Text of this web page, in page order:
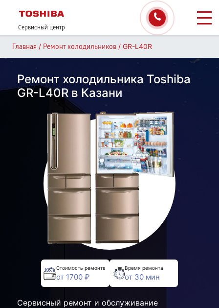
Сервисный центр
Главная / Ремонт холодильников / GR-L40R
Ремонт холодильника Toshiba
GR-L40R в Казани
Стоимость ремонта
от 1700 ₽
Время ремонта
от 30 мин
Сервисный ремонт и обслуживание